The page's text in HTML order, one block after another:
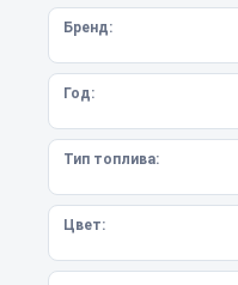
Бренд:
Год:
Тип топлива:
Цвет: